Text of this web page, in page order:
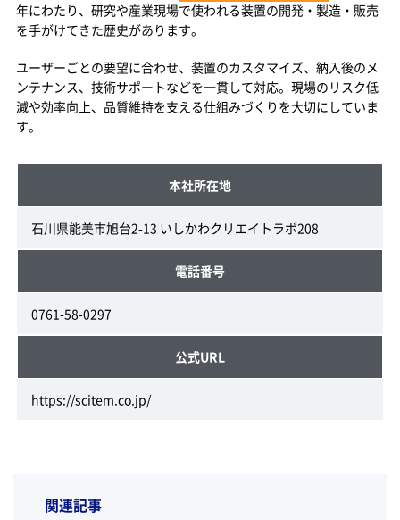
年にわたり、研究や産業現場で使われる装置の開発・製造・販売
を手がけてきた歴史があります。
ユーザーごとの要望に合わせ、装置のカスタマイズ、納入後のメ
ンテナンス、技術サポートなどを一貫して対応。現場のリスク低
減や効率向上、品質維持を支える仕組みづくりを大切にしていま
す。
本社所在地
石川県能美市旭台2-13 いしかわクリエイトラボ208
電話番号
0761-58-0297
公式URL
https://scitem.co.jp/
関連記事